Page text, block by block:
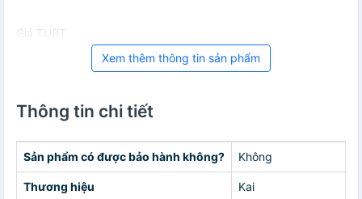
Giá TURT
Xem thêm thông tin sản phẩm
Thông tin chi tiết
Sản phẩm có được bảo hành không? Không
Thương hiệu Kai